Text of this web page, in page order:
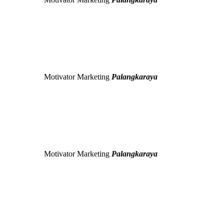
Motivator Marketing Palangkaraya
Motivator Marketing Palangkaraya